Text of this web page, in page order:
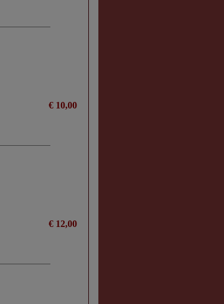
€ 10,00
€ 12,00